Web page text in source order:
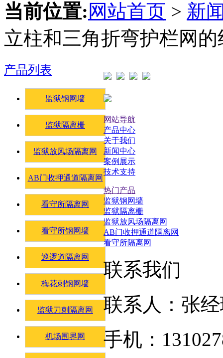
当前位置: 网站首页 > 新
立柱和三角折弯护栏网的
产品列表
监狱钢网墙
监狱隔离栅
监狱放风场隔离网
AB门收押通道隔离网
看守所隔离网
看守所钢网墙
巡逻道隔离网
梅花刺钢网墙
监狱刀刺隔离网
机场围界网
网站导航
产品中心
关于我们
新闻中心
案例展示
技术支持
热门产品
监狱钢网墙
监狱隔离栅
监狱放风场隔离网
AB门收押通道隔离网
看守所隔离网
联系我们
联系人：张
手机：